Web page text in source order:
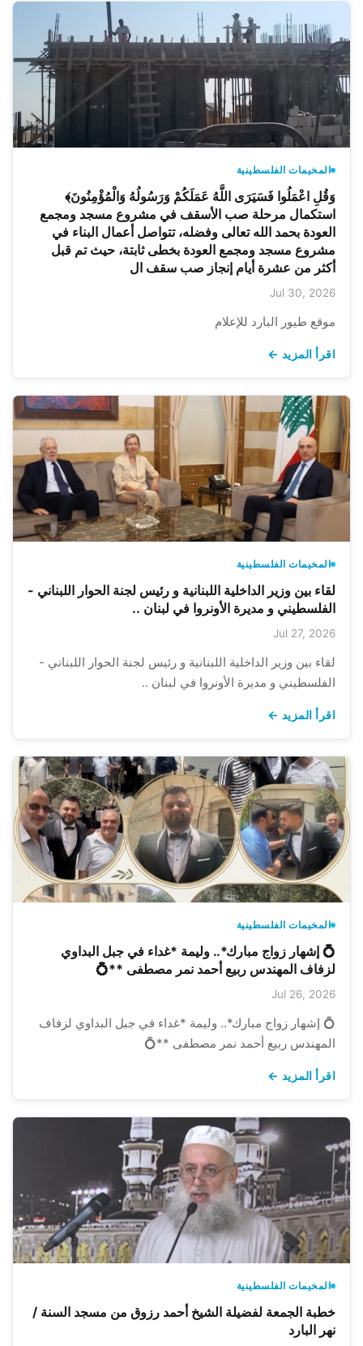
المخيمات الفلسطينية
وَقُلِ اعْمَلُوا فَسَيَرَى اللَّهُ عَمَلَكُمْ وَرَسُولُهُ وَالْمُؤْمِنُونَ﴾
استكمال مرحلة صب الأسقف في مشروع مسجد ومجمع
العودة بحمد الله تعالى وفضله، تتواصل أعمال البناء في
مشروع مسجد ومجمع العودة بخطى ثابتة، حيث تم قبل
أكثر من عشرة أيام إنجاز صب سقف ال
Jul 30, 2026
موقع طيور البارد للإعلام
اقرأ المزيد ←
المخيمات الفلسطينية
لقاء بين وزير الداخلية اللبنانية و رئيس لجنة الحوار اللبناني -
الفلسطيني و مديرة الأونروا في لبنان ..
Jul 27, 2026
لقاء بين وزير الداخلية اللبنانية و رئيس لجنة الحوار اللبناني -
الفلسطيني و مديرة الأونروا في لبنان ..
اقرأ المزيد ←
المخيمات الفلسطينية
💍 إشهار زواج مبارك*.. وليمة *غداء في جبل البداوي
لزفاف المهندس ربيع أحمد نمر مصطفى **💍
Jul 26, 2026
💍 إشهار زواج مبارك*.. وليمة *غداء في جبل البداوي لزفاف
المهندس ربيع أحمد نمر مصطفى **💍
اقرأ المزيد ←
المخيمات الفلسطينية
خطبة الجمعة لفضيلة الشيخ أحمد رزوق من مسجد السنة /
نهر البارد